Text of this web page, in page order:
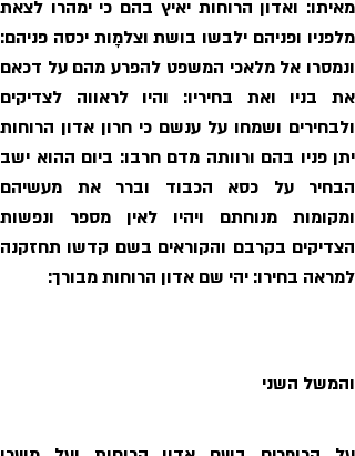
למראה בחירו: יהי שם אדון הרוחות מבורך:
והמשל השני